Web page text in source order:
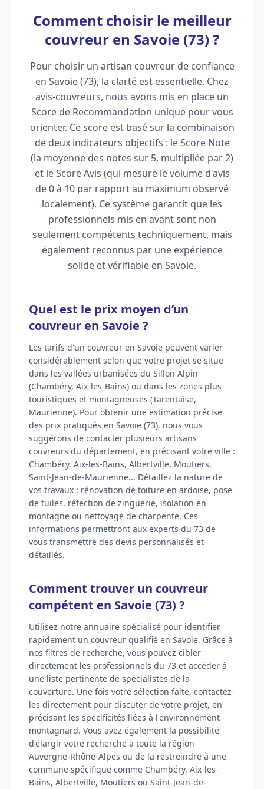
Comment choisir le meilleur
couvreur en Savoie (73) ?
Pour choisir un artisan couvreur de confiance
en Savoie (73), la clarté est essentielle. Chez
avis-couvreurs, nous avons mis en place un
Score de Recommandation unique pour vous
orienter. Ce score est basé sur la combinaison
de deux indicateurs objectifs : le Score Note
(la moyenne des notes sur 5, multipliée par 2)
et le Score Avis (qui mesure le volume d'avis
de 0 à 10 par rapport au maximum observé
localement). Ce système garantit que les
professionnels mis en avant sont non
seulement compétents techniquement, mais
également reconnus par une expérience
solide et vérifiable en Savoie.
Quel est le prix moyen d’un
couvreur en Savoie ?
Les tarifs d'un couvreur en Savoie peuvent varier
considérablement selon que votre projet se situe
dans les vallées urbanisées du Sillon Alpin
(Chambéry, Aix-les-Bains) ou dans les zones plus
touristiques et montagneuses (Tarentaise,
Maurienne). Pour obtenir une estimation précise
des prix pratiqués en Savoie (73), nous vous
suggérons de contacter plusieurs artisans
couvreurs du département, en précisant votre ville :
Chambéry, Aix-les-Bains, Albertville, Moutiers,
Saint-Jean-de-Maurienne... Détaillez la nature de
vos travaux : rénovation de toiture en ardoise, pose
de tuiles, réfection de zinguerie, isolation en
montagne ou nettoyage de charpente. Ces
informations permettront aux experts du 73 de
vous transmettre des devis personnalisés et
détaillés.
Comment trouver un couvreur
compétent en Savoie (73) ?
Utilisez notre annuaire spécialisé pour identifier
rapidement un couvreur qualifié en Savoie. Grâce à
nos filtres de recherche, vous pouvez cibler
directement les professionnels du 73 et accéder à
une liste pertinente de spécialistes de la
couverture. Une fois votre sélection faite, contactez-
les directement pour discuter de votre projet, en
précisant les spécificités liées à l'environnement
montagnard. Vous avez également la possibilité
d'élargir votre recherche à toute la région
Auvergne-Rhône-Alpes ou de la restreindre à une
commune spécifique comme Chambéry, Aix-les-
Bains, Albertville, Moutiers ou Saint-Jean-de-